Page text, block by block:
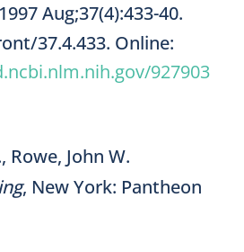
Aug;37(4):433-40.
37.4.433. Online:
927903
Rowe, John W.
, New York: Pantheon